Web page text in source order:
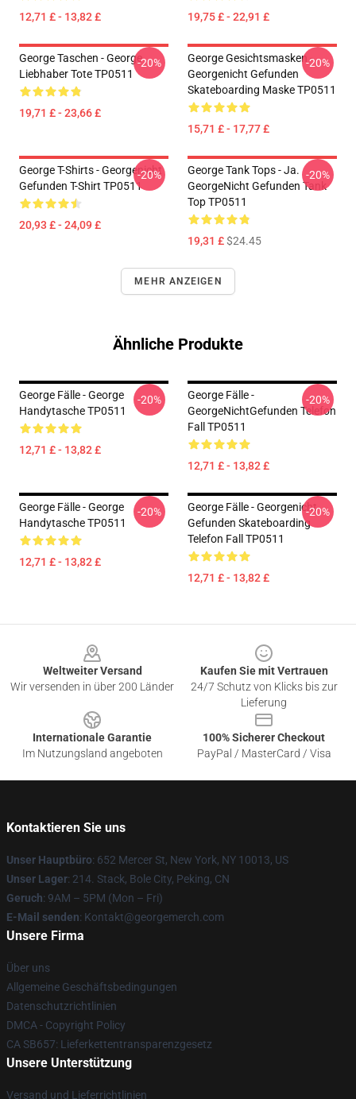
12,71 £ - 13,82 £ 19,75 £ - 22,91 £
George Taschen - George
Liebhaber Tote TP0511
19,71 £ - 23,66 £
-20%
George Gesichtsmasken -
Georgenicht Gefunden
Skateboarding Maske TP0511
15,71 £ - 17,77 £
-20%
George T-Shirts - Georgenicht
Gefunden T-Shirt TP0511
20,93 £ - 24,09 £
-20%
George Tank Tops - Ja.
GeorgeNicht Gefunden Tank
Top TP0511
19,31 £$24.45
-20%
MEHR ANZEIGEN
Ähnliche Produkte
George Fälle - George
Handytasche TP0511
12,71 £ - 13,82 £
-20%
George Fälle -
GeorgeNichtGefunden Telefon
Fall TP0511
12,71 £ - 13,82 £
-20%
George Fälle - George
Handytasche TP0511
12,71 £ - 13,82 £
-20%
George Fälle - Georgenicht
Gefunden Skateboarding
Telefon Fall TP0511
12,71 £ - 13,82 £
-20%
Weltweiter Versand
Wir versenden in über 200 Länder
Kaufen Sie mit Vertrauen
24/7 Schutz von Klicks bis zur
Lieferung
Internationale Garantie
Im Nutzungsland angeboten
100% Sicherer Checkout
PayPal / MasterCard / Visa
Kontaktieren Sie uns
Unser Hauptbüro: 652 Mercer St, New York, NY 10013, US
Unser Lager: 214. Stack, Bole City, Peking, CN
Geruch: 9AM – 5PM (Mon – Fri)
E-Mail senden: Kontakt@georgemerch.com
Unsere Firma
Über uns
Allgemeine Geschäftsbedingungen
Datenschutzrichtlinien
DMCA - Copyright Policy
CA SB657: Lieferkettentransparenzgesetz
Unsere Unterstützung
Versand und Lieferrichtlinien